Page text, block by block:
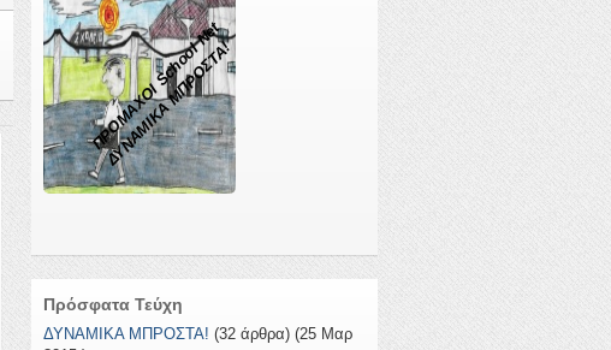
ΠΡΟΜΑΧΟΙ School Net
ΔΥΝΑΜΙΚΑ ΜΠΡΟΣΤΑ!
Πρόσφατα Τεύχη
ΔΥΝΑΜΙΚΑ ΜΠΡΟΣΤΑ! (32 άρθρα) (25 Μαρ